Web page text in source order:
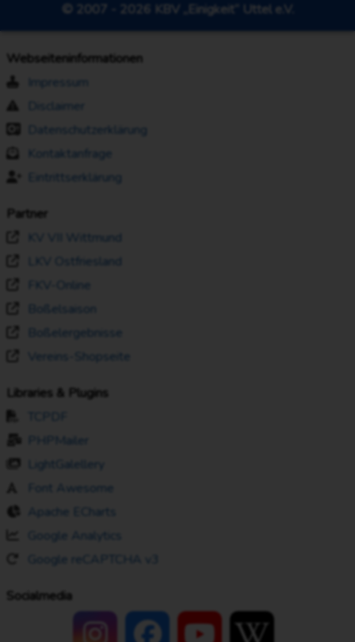
© 2007 - 2026 KBV „Einigkeit“ Uttel e.V.
Webseiteninformationen
Impressum
Disclaimer
Datenschutzerklärung
Kontaktanfrage
Eintrittserklärung
Partner
KV VII Wittmund
LKV Ostfriesland
FKV-Online
Boßelsaison
Boßelergebnisse
Vereins-Shopseite
Libraries & Plugins
PHPMailer
LightGalellery
Font Awesome
Apache ECharts
Google Analytics
Google reCAPTCHA v3
Socialmedia